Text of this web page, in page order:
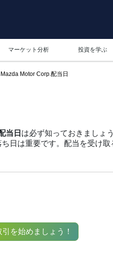
マーケット分析 投資を学ぶ
Mazda Motor Corp.配当日
当日 は必ず知っておきましょ
日は重要です。配当を受け
あり、支払日は実際に配当
るなら、「7261配当日」と
るのでしょうか？
ていることへの報酬のよう
引を始めましょう！